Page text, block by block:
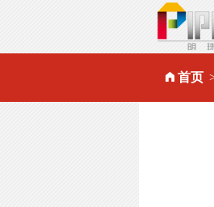
首页